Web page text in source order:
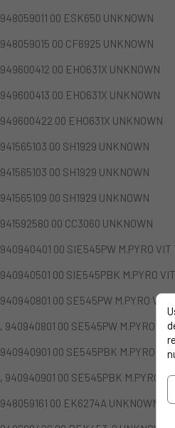
948059011 00 ESK650 UNKNOWN
948059015 00 CF6925 UNKNOWN
949600412 00 EHO631X UNKNOWN
949600413 00 EHO631X UNKNOWN
949600422 00 EHO631X UNKNOWN
941565103 00 SH1929 UNKNOWN
941565103 00 SH1929 UNKNOWN
941565109 00 SH1929 UNKNOWN
941592580 00 CC3060 UNKNOWN
940940401 00 SIE545PW M.PYRO VIT
940940501 00 SIE545PBK M.PYRO
940940801 00 SE545PW M.PYRO VIT
, 940940801 00 SE545PW M.PYRO VIT
940940901 00 SE545PBK M.PYRO
, 940940901 00 SE545PBK M.PYRO
948059161 00 EK6274A UNKNOWN